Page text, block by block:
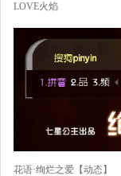
LOVE火焰
花语·绚烂之爱【动态】